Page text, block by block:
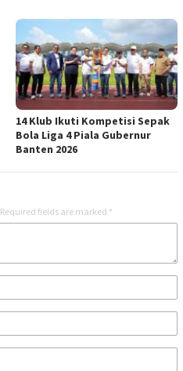
14 Klub Ikuti Kompetisi Sepak
Bola Liga 4 Piala Gubernur
Banten 2026
Required fields are marked *